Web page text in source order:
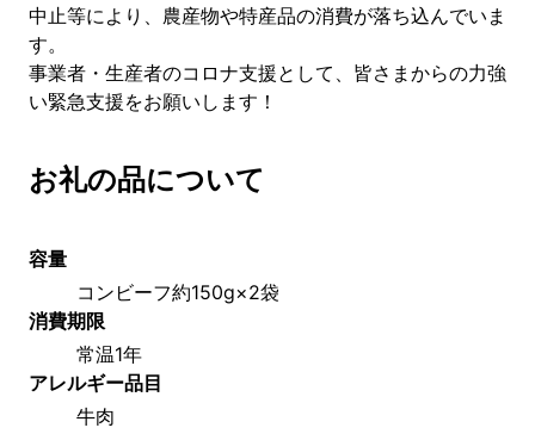
中止等により、農産物や特産品の消費が落ち込んでいま
す。
事業者・生産者のコロナ支援として、皆さまからの力強
い緊急支援をお願いします！
お礼の品について
容量
コンビーフ約150g×2袋
消費期限
常温1年
アレルギー品目
牛肉